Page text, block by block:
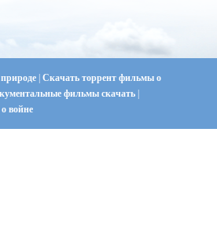
| Скачать торрент фильмы о
фильмы скачать |
войне